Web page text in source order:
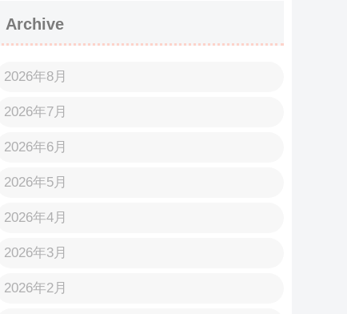
Archive
2026年8月
2026年7月
2026年6月
2026年5月
2026年4月
2026年3月
2026年2月